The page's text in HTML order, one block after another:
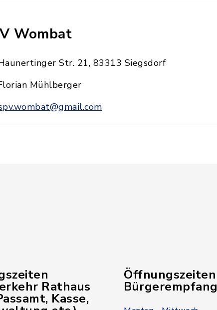
Wombat
Str. 21, 83313 Siegsdorf
Mühlberger
Rathaus
Kasse,
Öffnungszeiten
Bürgerempfang